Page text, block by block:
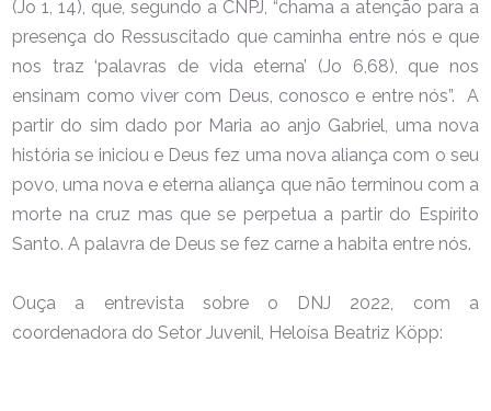
(Jo 1, 14), que, segundo a CNPJ, “chama a atenção para a
presença do Ressuscitado que caminha entre nós e que
nos traz ‘palavras de vida eterna’ (Jo 6,68), que nos
ensinam como viver com Deus, conosco e entre nós”. A
partir do sim dado por Maria ao anjo Gabriel, uma nova
história se iniciou e Deus fez uma nova aliança com o seu
povo, uma nova e eterna aliança que não terminou com a
morte na cruz mas que se perpetua a partir do Espírito
Santo. A palavra de Deus se fez carne a habita entre nós.
Ouça a entrevista sobre o DNJ 2022, com a
coordenadora do Setor Juvenil, Heloísa Beatriz Köpp: